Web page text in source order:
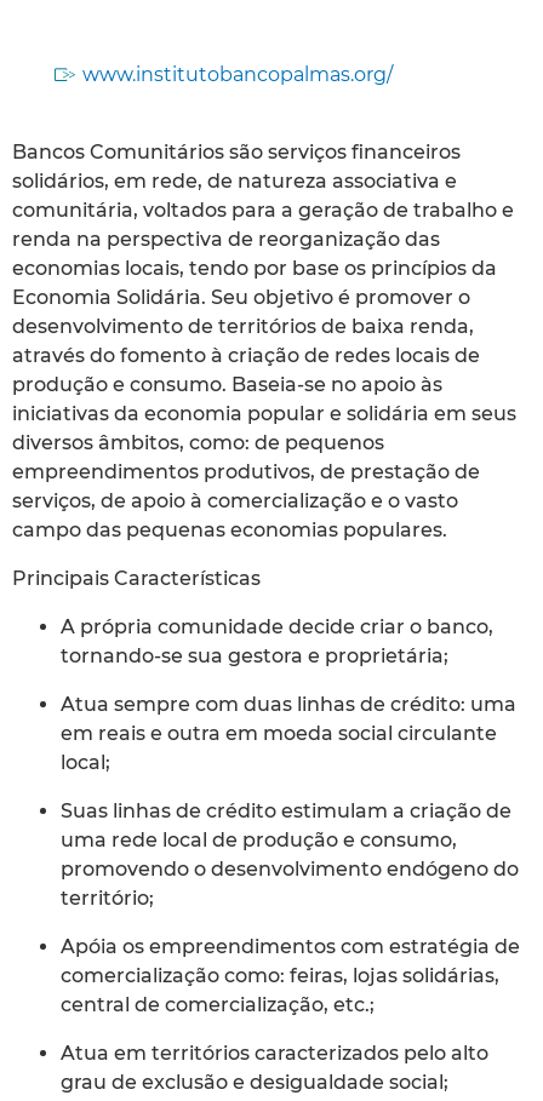
www.institutobancopalmas.org/
Bancos Comunitários são serviços financeiros
solidários, em rede, de natureza associativa e
comunitária, voltados para a geração de trabalho e
renda na perspectiva de reorganização das
economias locais, tendo por base os princípios da
Economia Solidária. Seu objetivo é promover o
desenvolvimento de territórios de baixa renda,
através do fomento à criação de redes locais de
produção e consumo. Baseia-se no apoio às
iniciativas da economia popular e solidária em seus
diversos âmbitos, como: de pequenos
empreendimentos produtivos, de prestação de
serviços, de apoio à comercialização e o vasto
campo das pequenas economias populares.
Principais Características
A própria comunidade decide criar o banco,
tornando-se sua gestora e proprietária;
Atua sempre com duas linhas de crédito: uma
em reais e outra em moeda social circulante
local;
Suas linhas de crédito estimulam a criação de
uma rede local de produção e consumo,
promovendo o desenvolvimento endógeno do
território;
Apóia os empreendimentos com estratégia de
comercialização como: feiras, lojas solidárias,
central de comercialização, etc.;
Atua em territórios caracterizados pelo alto
grau de exclusão e desigualdade social;